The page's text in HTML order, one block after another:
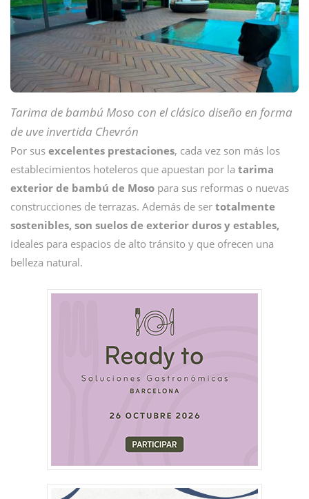
Tarima de bambú Moso con el clásico diseño en forma
de uve invertida Chevrón
Por sus excelentes prestaciones, cada vez son más los
establecimientos hoteleros que apuestan por la tarima
exterior de bambú de Moso para sus reformas o nuevas
construcciones de terrazas. Además de ser totalmente
sostenibles, son suelos de exterior duros y estables,
ideales para espacios de alto tránsito y que ofrecen una
belleza natural.